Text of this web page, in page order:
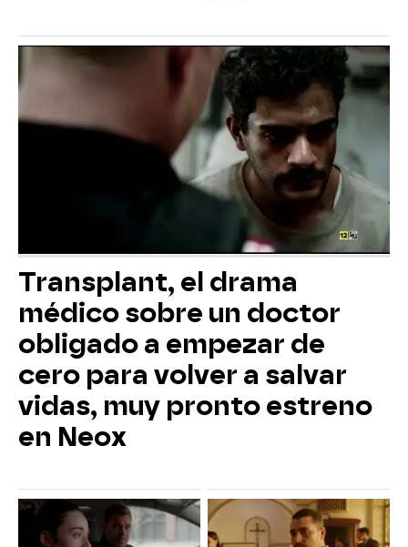
Transplant, el drama
médico sobre un doctor
obligado a empezar de
cero para volver a salvar
vidas, muy pronto estreno
en Neox